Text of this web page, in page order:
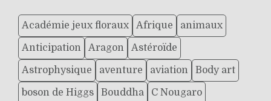
Académie jeux floraux Afrique animaux
Anticipation Aragon Astéroïde
Astrophysique aventure aviation Body art
boson de Higgs Bouddha C Nougaro